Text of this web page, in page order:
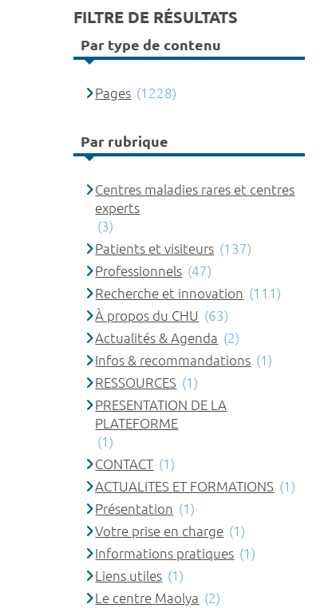
FILTRE DE RÉSULTATS
Par type de contenu
Pages (1228)
Par rubrique
Centres maladies rares et centres
experts
(3)
Patients et visiteurs (137)
Professionnels (47)
Recherche et innovation (111)
À propos du CHU (63)
Actualités & Agenda (2)
Infos & recommandations (1)
RESSOURCES (1)
PRESENTATION DE LA
PLATEFORME
(1)
CONTACT (1)
ACTUALITES ET FORMATIONS (1)
Présentation (1)
Votre prise en charge (1)
Informations pratiques (1)
Liens utiles (1)
Le centre Maolya (2)